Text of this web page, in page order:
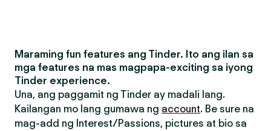
Maraming fun features ang Tinder. Ito ang ilan sa
mga features na mas magpapa-exciting sa iyong
Tinder experience.
Una, ang paggamit ng Tinder ay madali lang.
Kailangan mo lang gumawa ng account. Be sure na
mag-add ng Interest/Passions, pictures at bio sa